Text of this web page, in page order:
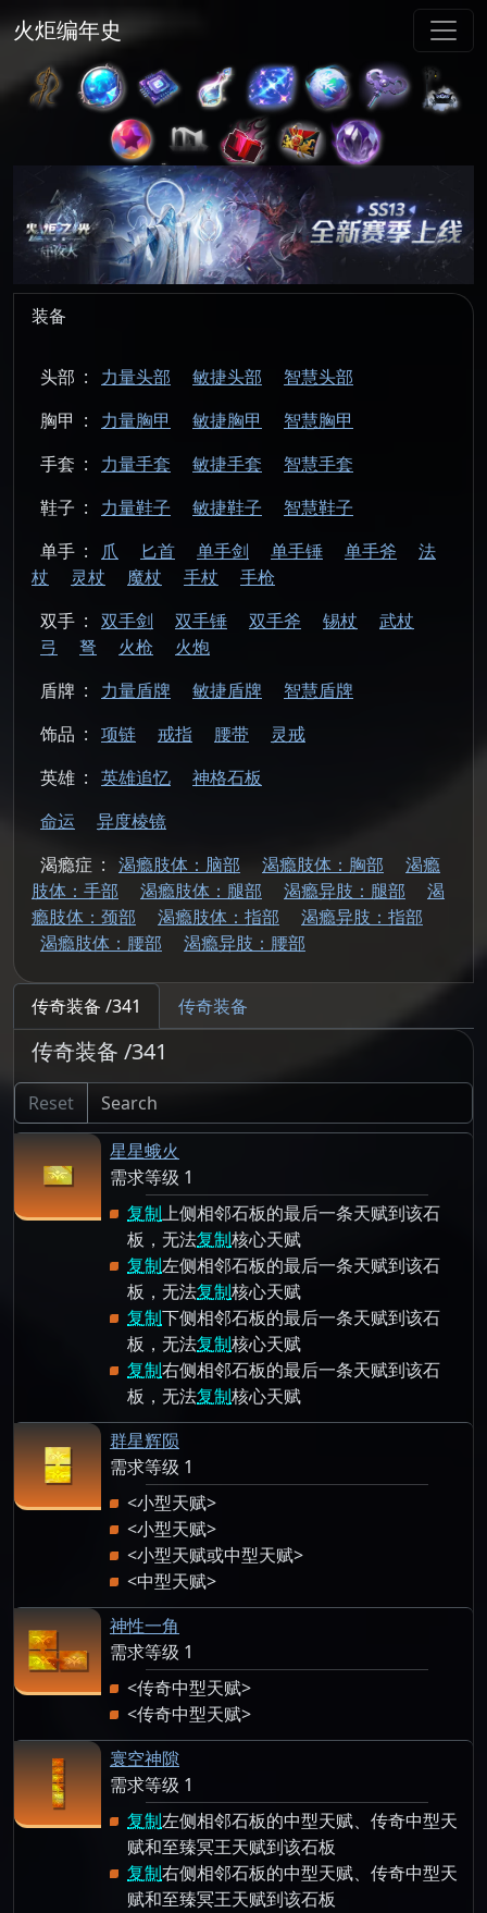
火炬编年史
装备
头部 : 力量头部 敏捷头部
智慧头部
胸甲 : 力量胸甲 敏捷胸甲
智慧胸甲
手套 : 力量手套 敏捷手套
智慧手套
鞋子 : 力量鞋子 敏捷鞋子
智慧鞋子
单手 : 爪 匕首 单手剑 单手锤 单手斧
法
杖
灵杖 魔杖 手杖
手枪
双手 : 双手剑 双手锤 双手斧 锡杖
武杖
弓
弩 火枪
火炮
盾牌 : 力量盾牌 敏捷盾牌
智慧盾牌
饰品 : 项链 戒指 腰带
灵戒
英雄 : 英雄追忆
神格石板
命运
异度棱镜
渴瘾症 : 渴瘾肢体：脑部 渴瘾肢体：胸部
渴瘾
肢体：手部
渴瘾肢体：腿部 渴瘾异肢：腿部
渴
瘾肢体：颈部
渴瘾肢体：指部
渴瘾异肢：指部
渴瘾肢体：腰部
渴瘾异肢：腰部
传奇装备 /341 传奇装备
传奇装备 /341
Reset
星星蛾火
需求等级 1
复制上侧相邻石板的最后一条天赋到该石
板，无法复制核心天赋
复制左侧相邻石板的最后一条天赋到该石
板，无法复制核心天赋
复制下侧相邻石板的最后一条天赋到该石
板，无法复制核心天赋
复制右侧相邻石板的最后一条天赋到该石
板，无法复制核心天赋
群星辉陨
需求等级 1
<小型天赋>
<小型天赋>
<小型天赋或中型天赋>
<中型天赋>
神性一角
需求等级 1
<传奇中型天赋>
<传奇中型天赋>
寰空神隙
需求等级 1
复制左侧相邻石板的中型天赋、传奇中型天
赋和至臻冥王天赋到该石板
复制右侧相邻石板的中型天赋、传奇中型天
赋和至臻冥王天赋到该石板